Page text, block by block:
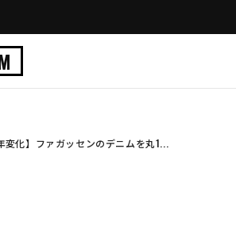
変化】ファガッセンのデニムを丸1...